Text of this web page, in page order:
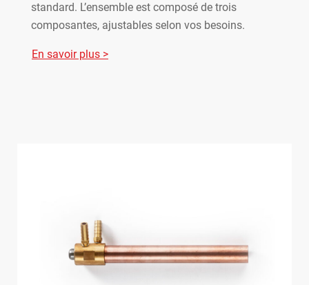
standard. L’ensemble est composé de trois
composantes, ajustables selon vos besoins.
En savoir plus >